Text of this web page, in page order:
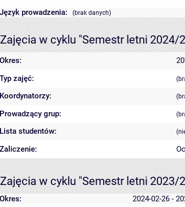
Język prowadzenia:
(brak danych)
Zajęcia w cyklu "Semestr letni 2024/
Okres:
Typ zajęć:
Koordynatorzy:
Prowadzący grup:
Lista studentów:
Zaliczenie:
Zajęcia w cyklu "Semestr letni 2023/
Okres: 2024-02-26 -